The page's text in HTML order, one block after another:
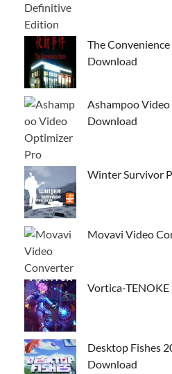
The
Download
Ashampoo
Download
Winter Survivor
Movavi Video
Vortica-
Desktop Fishes
Download